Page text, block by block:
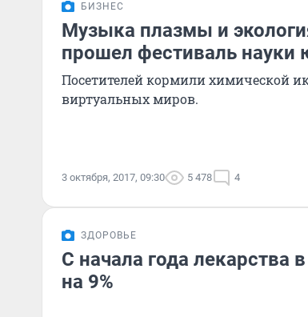
БИЗНЕС
Музыка плазмы и
прошел фестиваль науки
Посетителей кормили химической
виртуальных миров.
3 октября, 2017, 09:30 5 478 4
ЗДОРОВЬЕ
С начала года лекарства
на 9%